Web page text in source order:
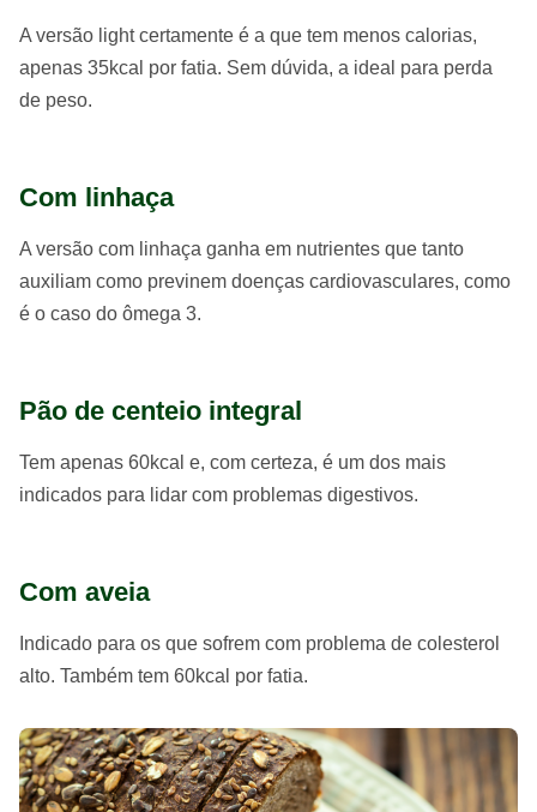
A versão light certamente é a que tem menos calorias,
apenas 35kcal por fatia. Sem dúvida, a ideal para perda
de peso.
Com linhaça
A versão com linhaça ganha em nutrientes que tanto
auxiliam como previnem doenças cardiovasculares, como
é o caso do ômega 3.
Pão de centeio integral
Tem apenas 60kcal e, com certeza, é um dos mais
indicados para lidar com problemas digestivos.
Com aveia
Indicado para os que sofrem com problema de colesterol
alto. Também tem 60kcal por fatia.